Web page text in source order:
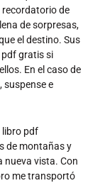
de
de sorpresas,
el destino. Sus
gratis si
En el caso de
suspense e
libro pdf
de montañas y
nueva vista. Con
me transportó